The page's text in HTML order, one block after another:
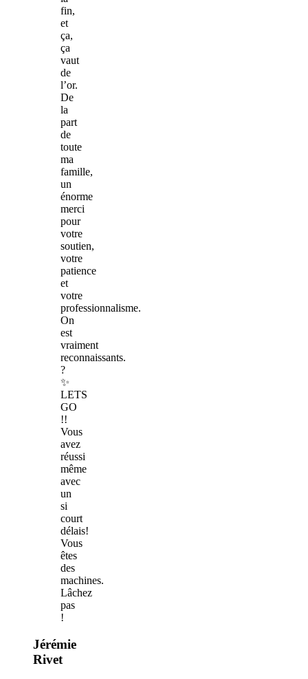
fin,
et
ça,
ça
vaut
de
l’or.
De
la
part
de
toute
ma
famille,
un
énorme
merci
pour
votre
soutien,
votre
patience
et
votre
professionnalisme.
On
est
vraiment
reconnaissants.
?
✨
LETS
GO
!!
Vous
avez
réussi
même
avec
un
si
court
délais!
Vous
êtes
des
machines.
Lâchez
pas
!
Jérémie
Rivet